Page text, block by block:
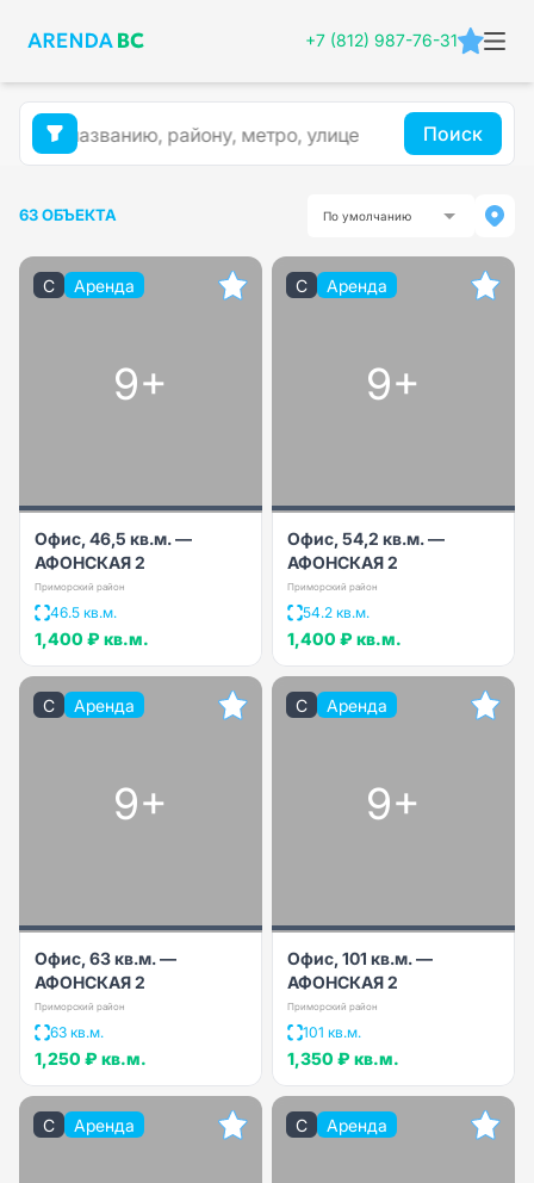
+7 (812) 987-76-31
Поиск
63 ОБЪЕКТА По умолчанию
C Аренда
9+
Офис, 46,5 кв.м. —
АФОНСКАЯ 2
Приморский район
46.5 кв.м.
1,400 ₽ кв.м.
C Аренда
9+
Офис, 54,2 кв.м. —
АФОНСКАЯ 2
Приморский район
54.2 кв.м.
1,400 ₽ кв.м.
C Аренда
9+
Офис, 63 кв.м. —
АФОНСКАЯ 2
Приморский район
63 кв.м.
1,250 ₽ кв.м.
C Аренда
9+
Офис, 101 кв.м. —
АФОНСКАЯ 2
Приморский район
101 кв.м.
1,350 ₽ кв.м.
C Аренда C Аренда